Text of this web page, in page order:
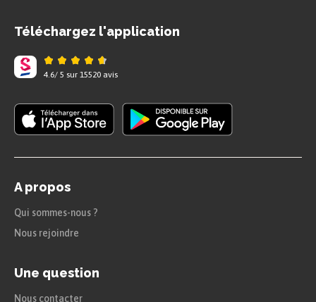
Téléchargez l'application
4.6/ 5 sur 15520 avis
A propos
Qui sommes-nous ?
Nous rejoindre
Une question
Nous contacter